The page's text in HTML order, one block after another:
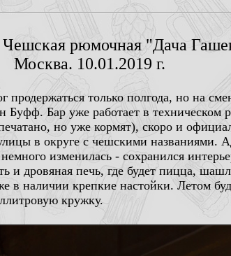
Чешская рюмочная "Дача
Москва. 10.01.2019 г.
только полгода, но на
Бар уже работает в техническом
но уже кормят), скоро и
в округе с чешскими названиями.
изменилась - сохранился
и дровяная печь, где будет пицца,
в наличии крепкие настойки. Летом
кружку.